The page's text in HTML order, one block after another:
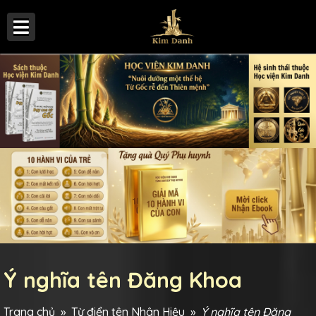
Ý nghĩa tên Đăng Khoa
Trang chủ » Từ điển tên Nhân Hiệu » Ý nghĩa tên Đăng